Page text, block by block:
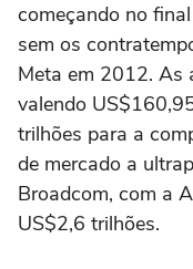
começando no
sem os
Meta em 2012. As
valendo
trilhões para a
de mercado a
Broadcom, com a
US$2,6 trilhões.